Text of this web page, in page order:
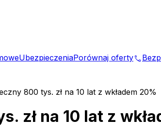
UbezpieczeniaPorównaj ofertyphone
800 tys. zł na 10 lat z wkładem 20%
zł na 10 lat z